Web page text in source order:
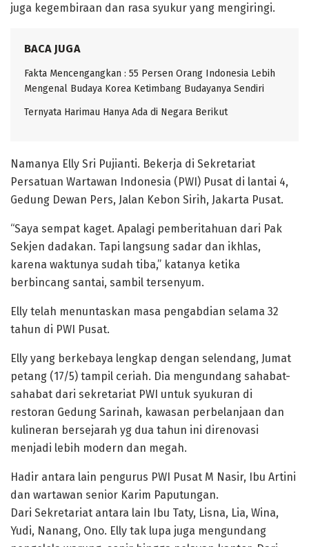
juga kegembiraan dan rasa syukur yang mengiringi.
BACA JUGA
Fakta Mencengangkan : 55 Persen Orang Indonesia Lebih
Mengenal Budaya Korea Ketimbang Budayanya Sendiri
Ternyata Harimau Hanya Ada di Negara Berikut ‎
Namanya Elly Sri Pujianti. Bekerja di Sekretariat
Persatuan Wartawan Indonesia (PWI) Pusat di lantai 4,
Gedung Dewan Pers, Jalan Kebon Sirih, Jakarta Pusat.
“Saya sempat kaget. Apalagi pemberitahuan dari Pak
Sekjen dadakan. Tapi langsung sadar dan ikhlas,
karena waktunya sudah tiba,” katanya ketika
berbincang santai, sambil tersenyum.
Elly telah menuntaskan masa pengabdian selama 32
tahun di PWI Pusat.
Elly yang berkebaya lengkap dengan selendang, Jumat
petang (17/5) tampil ceriah. Dia mengundang sahabat-
sahabat dari sekretariat PWI untuk syukuran di
restoran Gedung Sarinah, kawasan perbelanjaan dan
kulineran bersejarah yg dua tahun ini direnovasi
menjadi lebih modern dan megah.
Hadir antara lain pengurus PWI Pusat M Nasir, Ibu Artini
dan wartawan senior Karim Paputungan.
Dari Sekretariat antara lain Ibu Taty, Lisna, Lia, Wina,
Yudi, Nanang, Ono. Elly tak lupa juga mengundang